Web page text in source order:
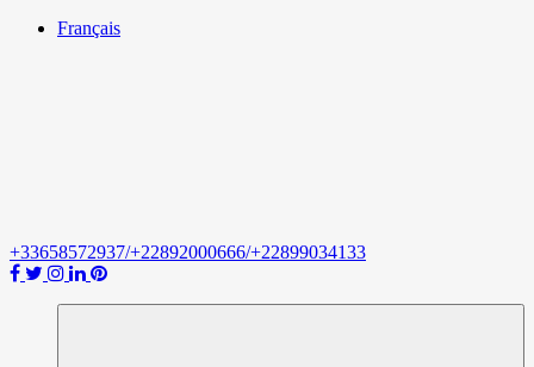
Français
+33658572937/+22892000666/+22899034133